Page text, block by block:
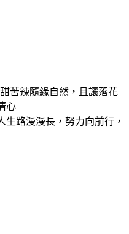
辣隨緣自然，且讓落花
心
長，努力向前行，